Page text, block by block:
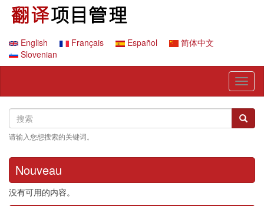
内
English Français Español
简体中文
Slovenian
Search
搜
索
搜索
请输入您想搜索的关键词。
Nouveau
没有可用的内容。